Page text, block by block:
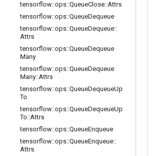
tensorflow::ops::QueueClose::Attrs
tensorflow::ops::QueueDequeue
tensorflow::ops::QueueDequeue::
Attrs
tensorflow::ops::QueueDequeue
Many
tensorflow::ops::QueueDequeue
Many::Attrs
tensorflow::ops::QueueDequeueUp
To
tensorflow::ops::QueueDequeueUp
To::Attrs
tensorflow::ops::QueueEnqueue
tensorflow::ops::QueueEnqueue::
Attrs